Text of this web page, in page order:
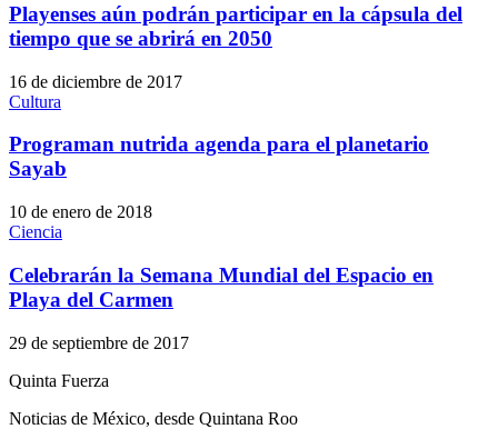
Playenses aún podrán participar en la cápsula del
tiempo que se abrirá en 2050
16 de diciembre de 2017
Cultura
Programan nutrida agenda para el planetario
Sayab
10 de enero de 2018
Ciencia
Celebrarán la Semana Mundial del Espacio en
Playa del Carmen
29 de septiembre de 2017
Quinta Fuerza
Noticias de México, desde Quintana Roo